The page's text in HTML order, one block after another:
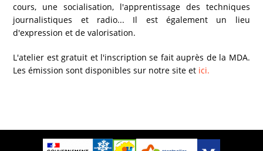
cours, une socialisation, l'apprentissage des techniques
journalistiques et radio... Il est également un lieu
d'expression et de valorisation.
L'atelier est gratuit et l'inscription se fait auprès de la MDA.
Les émission sont disponibles sur notre site et ici.